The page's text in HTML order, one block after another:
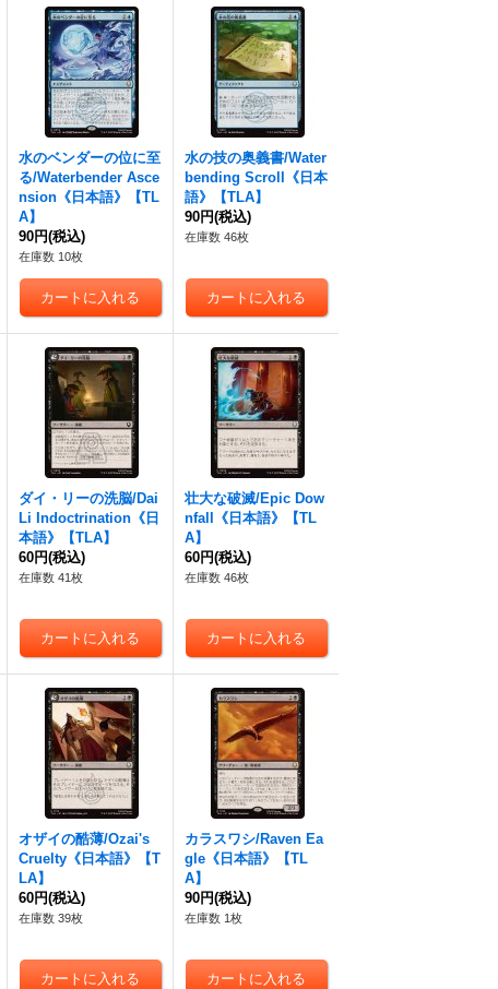
水のベンダーの位に至
る/Waterbender Asce
nsion《日本語》【TL
A】
90円(税込)
在庫数 10枚
水の技の奥義書/Water
bending Scroll《日本
語》【TLA】
90円(税込)
在庫数 46枚
ダイ・リーの洗脳/Dai
Li Indoctrination《日
本語》【TLA】
60円(税込)
在庫数 41枚
壮大な破滅/Epic Dow
nfall《日本語》【TL
A】
60円(税込)
在庫数 46枚
オザイの酷薄/Ozai's
Cruelty《日本語》【T
LA】
60円(税込)
在庫数 39枚
カラスワシ/Raven Ea
gle《日本語》【TL
A】
90円(税込)
在庫数 1枚